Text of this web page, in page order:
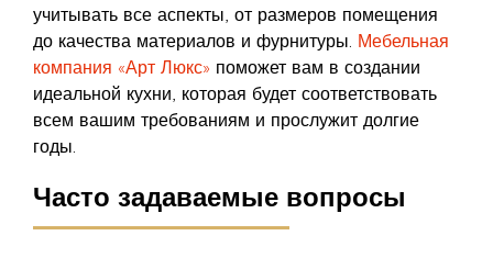
учитывать все аспекты, от размеров помещения
до качества материалов и фурнитуры. Мебельная
компания «Арт Люкс» поможет вам в создании
идеальной кухни, которая будет соответствовать
всем вашим требованиям и прослужит долгие
годы.
Часто задаваемые вопросы